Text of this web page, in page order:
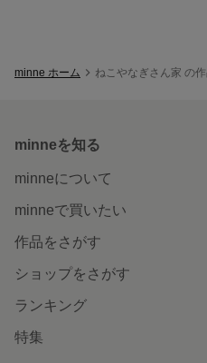
minne ホーム ねこやなぎさん家 の
minneを知る
minneについて
minneで買いたい
作品をさがす
ショップをさがす
ランキング
特集